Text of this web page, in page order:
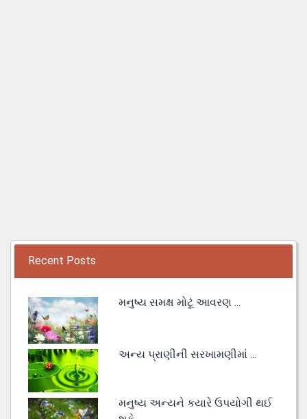
Recent Posts
મનુષ્ય સમક્ષ મોટૂં આવરણ ...
અન્ય પ્રાણીની સરખામણીમાં ...
મનુષ્ય અન્યને કયારે ઉપયોગી થઈ